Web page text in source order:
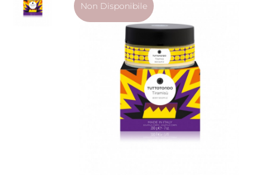
Non Disponibile